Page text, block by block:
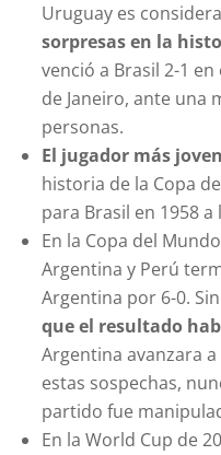
Uruguay es
sorpresas en la
venció a Brasil 2-1 en
de Janeiro, ante una
personas.
El jugador más
historia de la Copa
para Brasil en 1958 a
En la Copa del
Argentina y Perú
Argentina por 6-0.
que el resultado
Argentina avanzara
estas sospechas,
partido fue
En la World Cup de